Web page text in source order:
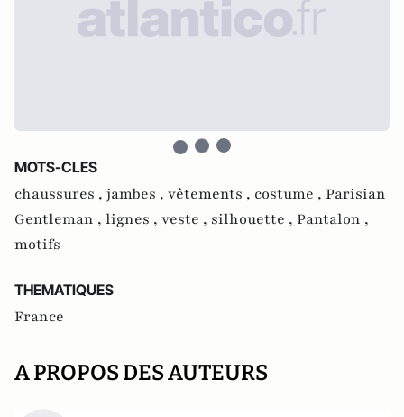
MOTS-CLES
chaussures , jambes , vêtements , costume , Parisian
Gentleman , lignes , veste , silhouette , Pantalon ,
motifs
THEMATIQUES
France
A PROPOS DES AUTEURS